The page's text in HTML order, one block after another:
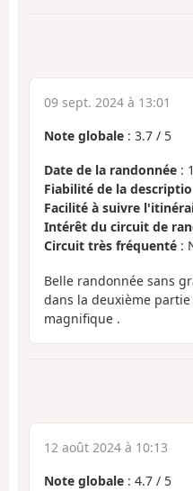
09 sept. 2024 à 13:01
Note globale : 3.7 / 5
Date de la randonnée :
Fiabilité de la
Facilité à suivre
Intérêt du circuit de
Circuit très fréquenté :
Belle randonnée sans
dans la deuxième
magnifique .
12 août 2024 à 10:13
Note globale : 4.7 / 5